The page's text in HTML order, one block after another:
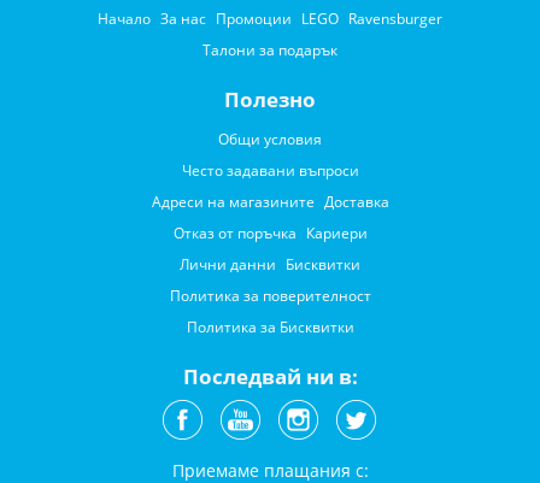
Начало За нас Промоции LEGO Ravensburger
Талони за подарък
Полезно
Общи условия
Често задавани въпроси
Адреси на магазините Доставка
Отказ от поръчка Кариери
Лични данни Бисквитки
Политика за поверителност
Политика за Бисквитки
Последвай ни в:
Приемаме плащания с: